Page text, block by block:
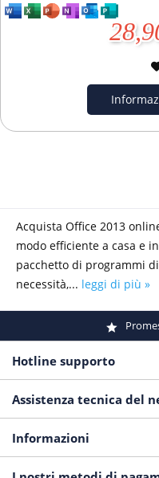
Acquista Office 2013
modo efficiente a casa e
pacchetto di programmi
necessità,... leggi di più »
Hotline supporto
Assistenza tecnica del
Informazioni